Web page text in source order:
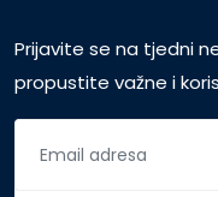
Prijavite se na tjedni
propustite važne i